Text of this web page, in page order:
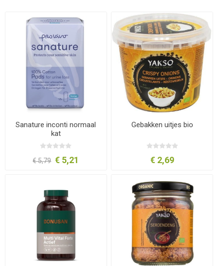
Sanature inconti normaal
kat
€ 5,79 € 5,21
Gebakken uitjes bio
€ 2,69